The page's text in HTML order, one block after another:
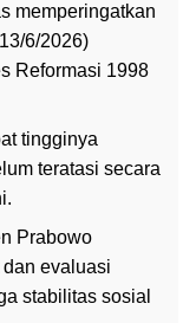
memperingatkan
6/2026)
Reformasi 1998
tingginya
teratasi secara
Prabowo
evaluasi
stabilitas sosial